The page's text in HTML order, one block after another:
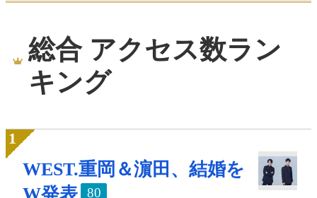
総合 アクセス数ラン
キング
WEST.重岡＆濵田、結婚を
W発表
80